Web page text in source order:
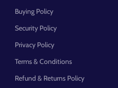
Buying Policy
Security Policy
Privacy Policy
Terms & Conditions
Refund & Returns Policy